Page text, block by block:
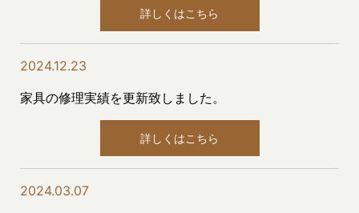
詳しくはこちら
2024.12.23
家具の修理実績を更新致しました。
詳しくはこちら
2024.03.07